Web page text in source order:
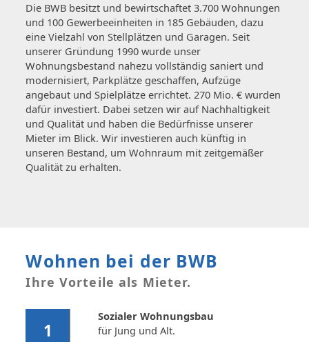
Die BWB besitzt und bewirtschaftet 3.700 Wohnungen
und 100 Gewerbeeinheiten in 185 Gebäuden, dazu
eine Vielzahl von Stellplätzen und Garagen. Seit
unserer Gründung 1990 wurde unser
Wohnungsbestand nahezu vollständig saniert und
modernisiert, Parkplätze geschaffen, Aufzüge
angebaut und Spielplätze errichtet. 270 Mio. € wurden
dafür investiert. Dabei setzen wir auf Nachhaltigkeit
und Qualität und haben die Bedürfnisse unserer
Mieter im Blick. Wir investieren auch künftig in
unseren Bestand, um Wohnraum mit zeitgemäßer
Qualität zu erhalten.
Wohnen bei der BWB
Ihre Vorteile als Mieter.
1
Sozialer Wohnungsbau
für Jung und Alt.